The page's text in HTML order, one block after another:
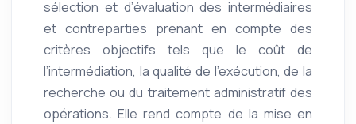
sélection et d’évaluation des intermédiaires
et contreparties prenant en compte des
critères objectifs tels que le coût de
l’intermédiation, la qualité de l’exécution, de la
recherche ou du traitement administratif des
opérations. Elle rend compte de la mise en